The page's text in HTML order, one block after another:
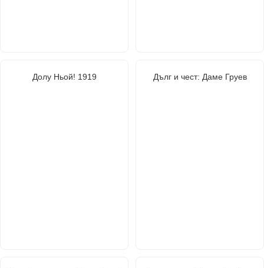
Долу Ньой! 1919 Дълг и чест: Даме Груев